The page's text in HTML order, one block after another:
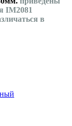
IM2081
в